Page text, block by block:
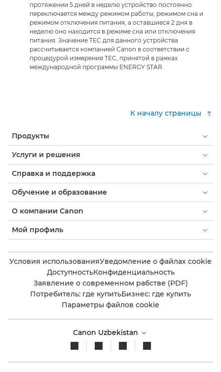
протяжении 5 дней в неделю устройство постоянно
переключается между режимом работы, режимом сна и
режимом отключения питания, а оставшиеся 2 дня в
неделю оно находится в режиме сна или отключения
питания. Значение TEC для данного устройства
рассчитывается компанией Canon в соответствии с
процедурой измерения TEC, принятой в рамках
международной программы ENERGY STAR.
К началу страницы
Продукты
Услуги и решения
Справка и поддержка
Обучение и образование
О компании Canon
Мой профиль
Условия использованияУведомление о файлах cookie
ДоступностьКонфиденциальность
Заявление о современном рабстве (PDF)
Потребитель: где купитьБизнес: где купить
Параметры файлов cookie
Canon Uzbekistan